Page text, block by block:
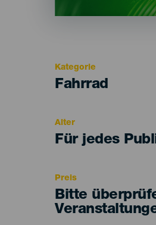
Kategorie
Categoría
Fahrrad
Alter
Edad
Für jedes
Preis
Bitte